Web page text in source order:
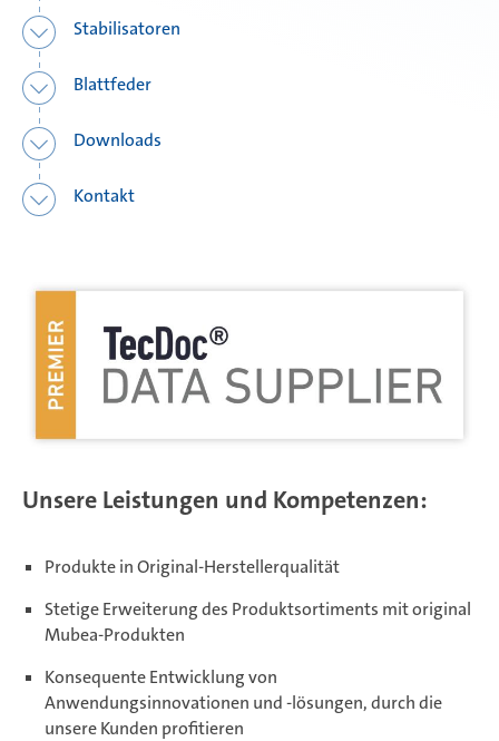
Stabilisatoren
Blattfeder
Downloads
Kontakt
Unsere Leistungen und Kompetenzen:
Produkte in Original-Herstellerqualität
Stetige Erweiterung des Produktsortiments mit original
Mubea-Produkten
Konsequente Entwicklung von
Anwendungsinnovationen und -lösungen, durch die
unsere Kunden profitieren